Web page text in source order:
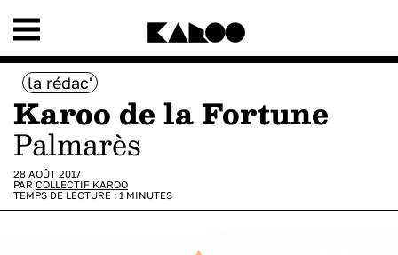
la rédac'
Karoo de la Fortune
Palmarès
28 AOÛT 2017
PAR COLLECTIF KAROO
TEMPS DE LECTURE : 1 MINUTES